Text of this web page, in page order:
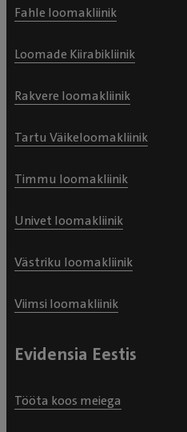
Fahle loomakliinik
Loomade Kiirabikliinik
Rakvere loomakliinik
Tartu Väikeloomakliinik
Timmu loomakliinik
Univet loomakliinik
Västriku loomakliinik
Viimsi loomakliinik
Evidensia Eestis
Tööta koos meiega